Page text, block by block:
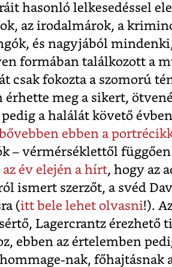
hasonló lelkesedéssel
az irodalmárok, a
és nagyjából mindenki,
formában találkozott a
csak fokozta a szomorú
érhette meg a sikert,
pedig a halálát követő
ebben a
– vérmérséklettől
az év elején a hírt, hogy az
ismert szerzőt, a svéd
(itt bele lehet olvasni!).
Lagercrantz érezhető
ebben az értelemben
nak, főhajtásnak